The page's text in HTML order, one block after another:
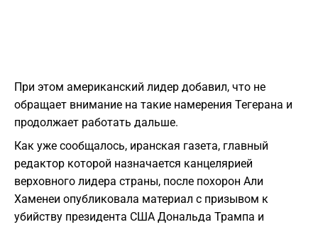
При этом американский лидер добавил, что не
обращает внимание на такие намерения Тегерана и
продолжает работать дальше.
Как уже сообщалось, иранская газета, главный
редактор которой назначается канцелярией
верховного лидера страны, после похорон Али
Хаменеи опубликовала материал с призывом к
убийству президента США Дональда Трампа и